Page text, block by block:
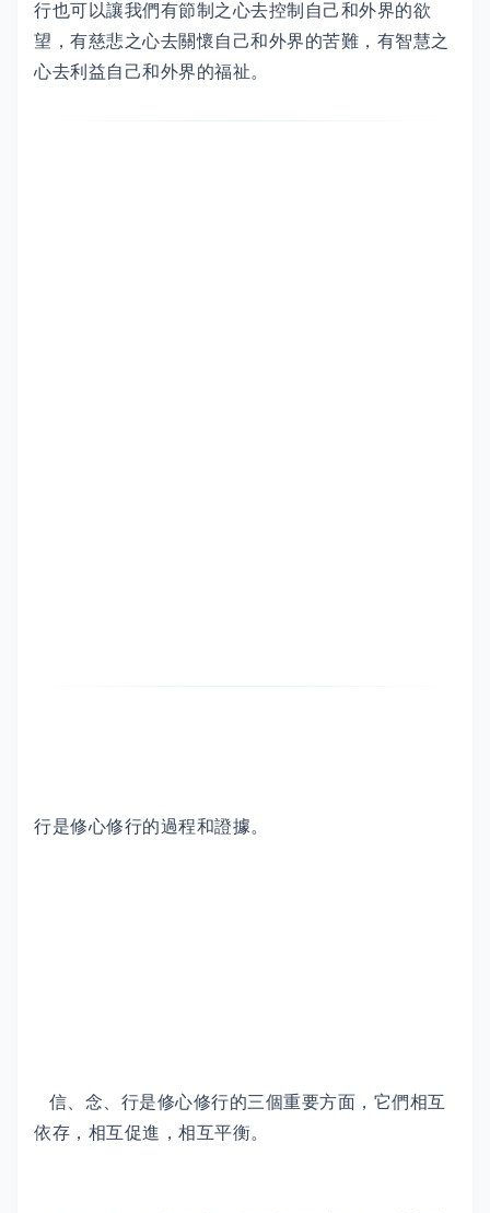
行也可以讓我們有節制之心去控制自己和外界的欲
望，有慈悲之心去關懷自己和外界的苦難，有智慧之
心去利益自己和外界的福祉。
行是修心修行的過程和證據。
信、念、行是修心修行的三個重要方面，它們相互
依存，相互促進，相互平衡。